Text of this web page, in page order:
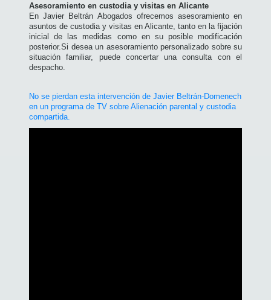
Asesoramiento en custodia y visitas en Alicante
En Javier Beltrán Abogados ofrecemos asesoramiento en
asuntos de custodia y visitas en Alicante, tanto en la fijación
inicial de las medidas como en su posible modificación
posterior.Si desea un asesoramiento personalizado sobre su
situación familiar, puede concertar una consulta con el
despacho.
No se pierdan esta intervención de Javier Beltrán-Domenech
en un programa de TV sobre Alienación parental y custodia
compartida.